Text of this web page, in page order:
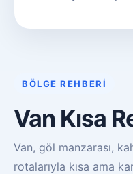
BÖLGE REHBERI
Van Kısa
Van, göl manzarası,
rotalarıyla kısa ama